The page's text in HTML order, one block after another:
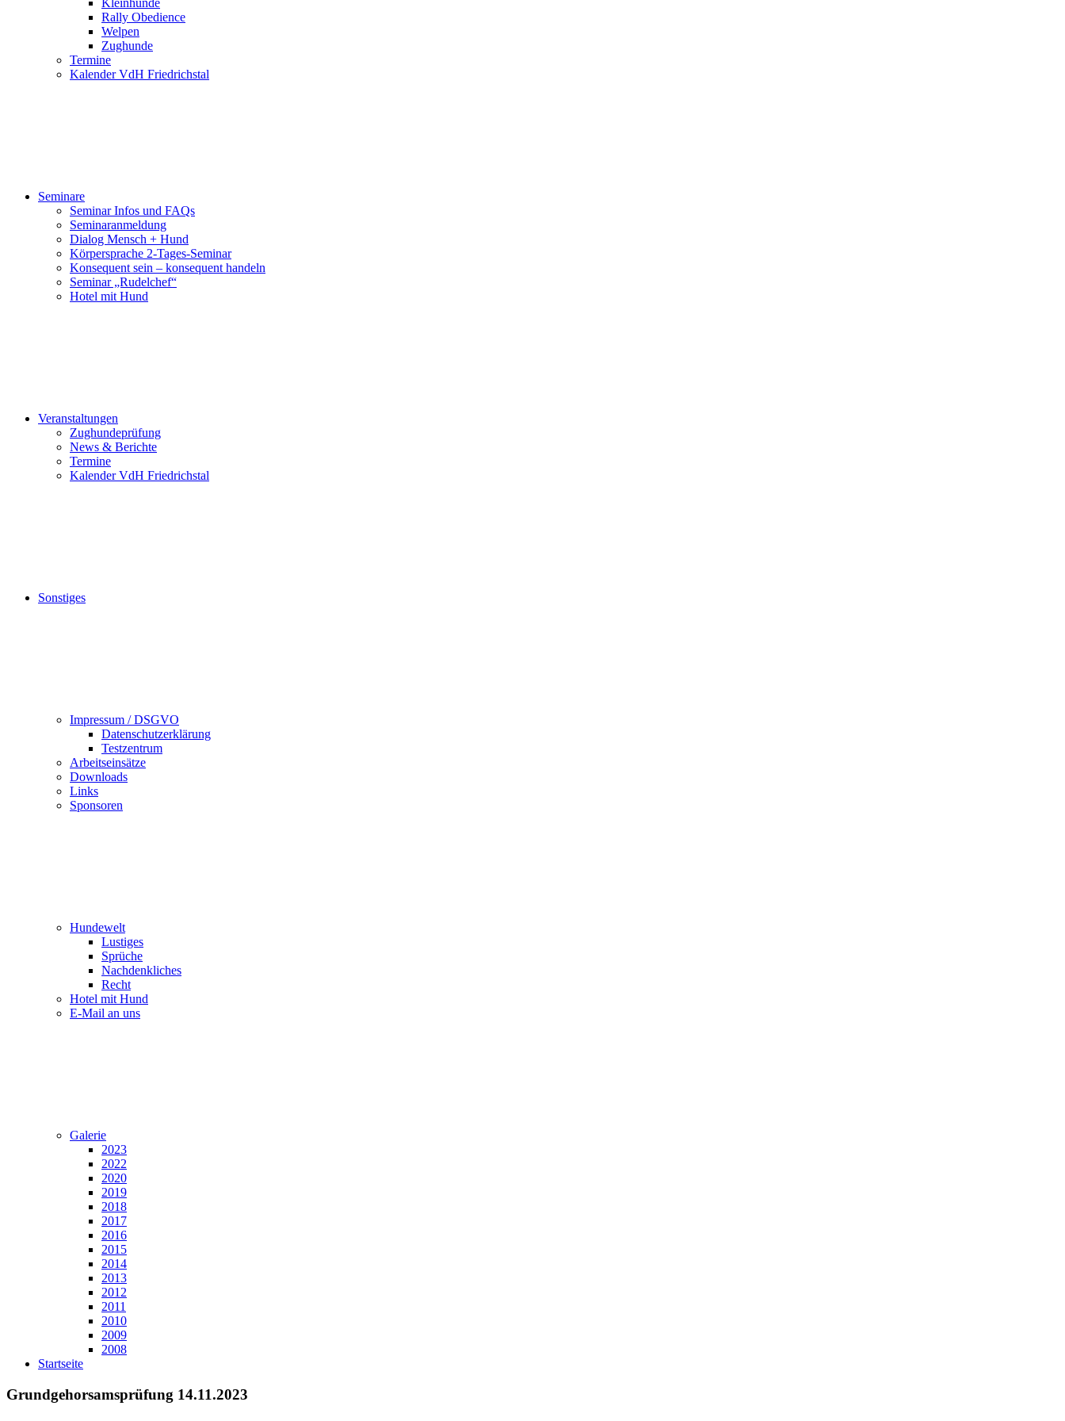
Kleinhunde
Rally Obedience
Welpen
Zughunde
Termine
Kalender VdH Friedrichstal
Seminare
Seminar Infos und FAQs
Seminaranmeldung
Dialog Mensch + Hund
Körpersprache 2-Tages-Seminar
Konsequent sein – konsequent handeln
Seminar „Rudelchef“
Hotel mit Hund
Veranstaltungen
Zughundeprüfung
News & Berichte
Termine
Kalender VdH Friedrichstal
Sonstiges
Impressum / DSGVO
Datenschutzerklärung
Testzentrum
Arbeitseinsätze
Downloads
Links
Sponsoren
Hundewelt
Lustiges
Sprüche
Nachdenkliches
Recht
Hotel mit Hund
E-Mail an uns
Galerie
2023
2022
2020
2019
2018
2017
2016
2015
2014
2013
2012
2011
2010
2009
2008
Startseite
Grundgehorsamsprüfung 14.11.2023